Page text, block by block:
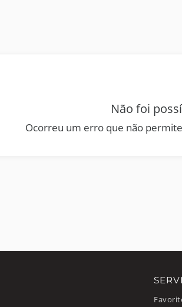
Não foi
Ocorreu um erro que não